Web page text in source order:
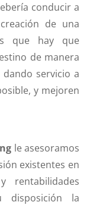
conducir a
de una
que hay que
de manera
servicio a
y mejoren
le asesoramos
existentes en
rentabilidades
disposición la